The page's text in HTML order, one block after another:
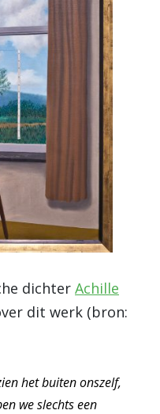
dichter Achille
dit werk (bron:
het buiten onszelf,
we slechts een